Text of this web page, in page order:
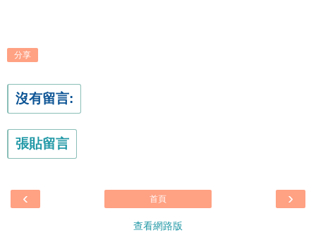
分享
沒有留言:
張貼留言
‹ ›
首頁
查看網路版